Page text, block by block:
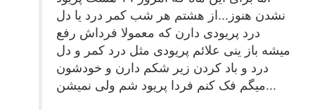
نشدن هنوز...از هشتم هر شب کمر درد یا دل
درد پریودی دارن که معمولا فرداش رفع
میشه باز ینی علائم پریودی مثل درد کمر و دل
درد و باد کردن زیر شکم دارن و خودشون
میگم فک کنم فردا پریود شم ولی نمیشن...